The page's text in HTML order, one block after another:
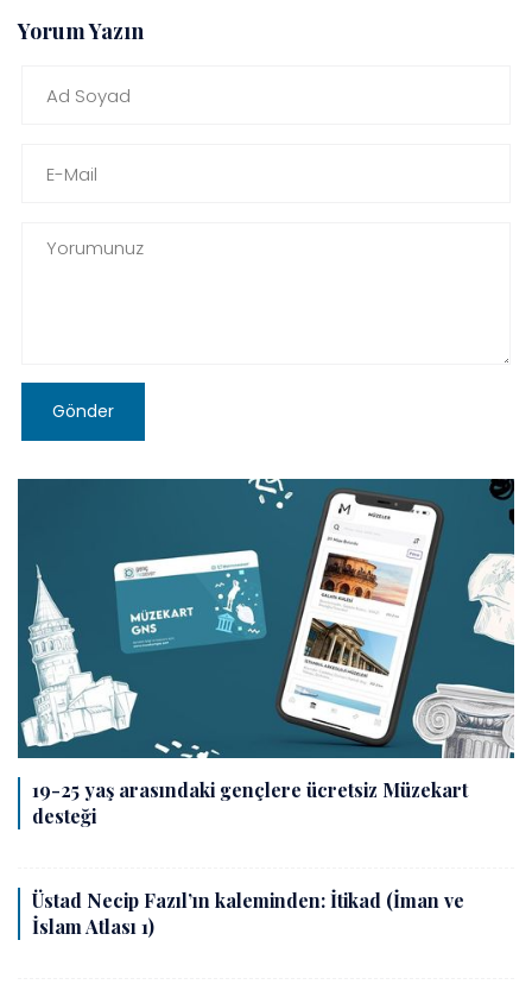
Yorum Yazın
Gönder
19-25 yaş arasındaki gençlere ücretsiz Müzekart
desteği
Üstad Necip Fazıl’ın kaleminden: İtikad (İman ve
İslam Atlası 1)